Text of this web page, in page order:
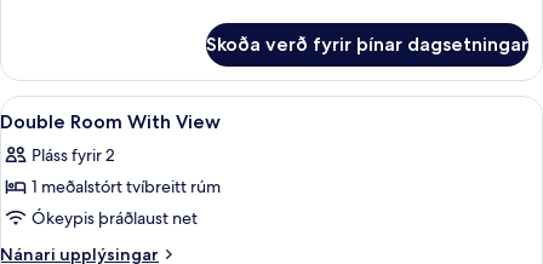
Double
Room
Skoða verð fyrir þínar dagsetningar
Skoða
allar
myndir
fyrir
Double
Room
Öryggishólf í herbergi, skrifborð,
5
Double Room With View
Pláss fyrir 2
1 meðalstórt tvíbreitt rúm
Ókeypis þráðlaust net
Nánari upplýsingar
Nánari